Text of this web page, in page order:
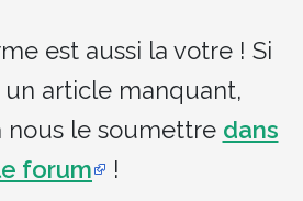
est aussi la votre ! Si
un article manquant,
nous le soumettre dans
forum
!